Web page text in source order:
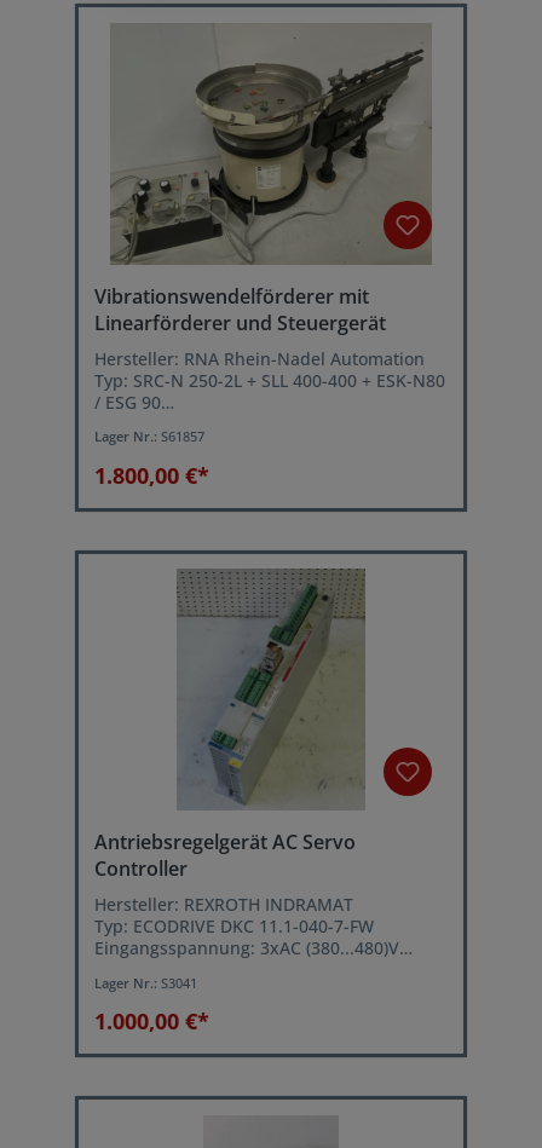
Vibrationswendelförderer mit
Linearförderer und Steuergerät
Hersteller: RNA Rhein-Nadel Automation
Typ: SRC-N 250-2L + SLL 400-400 + ESK-N80
/ ESG 90
Topf-Durchmesser oben: 350 mm
Topf-Innenhöhe: ca. 25 mm
Sortierbahnbreite: ca. 30 mm
verstellbare Vibrationsgeschwindigkeit
Lager Nr.: S61857
1.800,00 €*
Antriebsregelgerät AC Servo
Controller
Hersteller: REXROTH INDRAMAT
Typ: ECODRIVE DKC 11.1-040-7-FW
Eingangsspannung: 3xAC (380...480)V
Leistung: 4,8...9 kVA
Einschaltstrom: 9...12 A
Schaltfrequenz (wählbar): 4 oder 8 kHz
Dauerstrom bei fs= 4 kHz: 16 A
Typenstrom: 40 A
Lager Nr.: S3041
1.000,00 €*